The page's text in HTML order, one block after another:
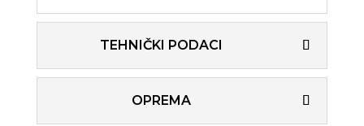
TEHNIČKI PODACI
OPREMA